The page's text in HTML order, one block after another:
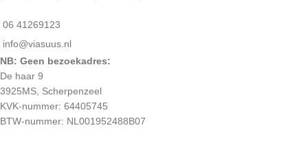
06 41269123
info@viasuus.nl
NB: Geen bezoekadres:
De haar 9
3925MS, Scherpenzeel
KVK-nummer: 64405745
BTW-nummer: NL001952488B07